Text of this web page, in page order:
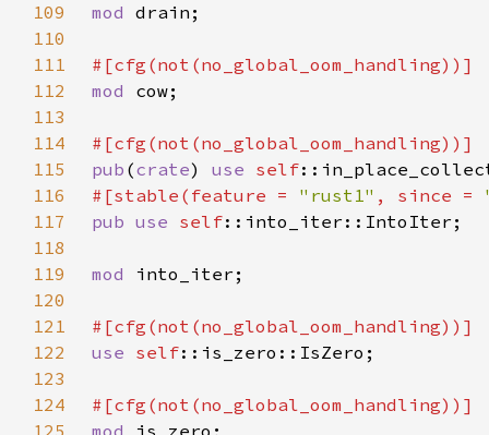
109
mod
110
111
112
mod
113
114
115
pub (crate) use self
116
#[stable(feature = "rust1" , since =
117
pub use self
118
119
mod
120
121
122
use self
123
124
125
mod